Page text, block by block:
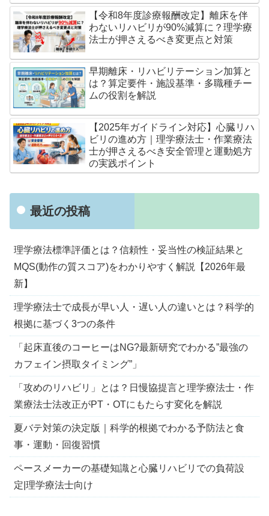
【令和8年度診療報酬改定】離床を伴
わないリハビリが90%減算に？理学療
法士が押さえるべき変更点と対策
早期離床・リハビリテーション加算と
は？算定要件・施設基準・多職種チー
ムの役割を解説
【2025年ガイドライン対応】心臓リハ
ビリの進め方｜理学療法士・作業療法
士が押さえるべき安全管理と運動処方
の実践ポイント
最近の投稿
理学療法標準評価とは？信頼性・妥当性の検証結果と
MQS(動作の質スコア)をわかりやすく解説【2026年最
新】
理学療法士で成長が早い人・遅い人の違いとは？科学的
根拠に基づく3つの条件
「起床直後のコーヒーはNG?最新研究でわかる”最強の
カフェイン摂取タイミング”」
「攻めのリハビリ」とは？日慢協提言と理学療法士・作
業療法士法改正がPT・OTにもたらす変化を解説
夏バテ対策の決定版｜科学的根拠でわかる予防法と食
事・運動・回復習慣
ペースメーカーの基礎知識と心臓リハビリでの負荷設
定|理学療法士向け